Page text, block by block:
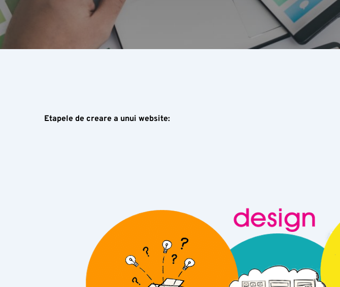
Etapele de creare a unui website: